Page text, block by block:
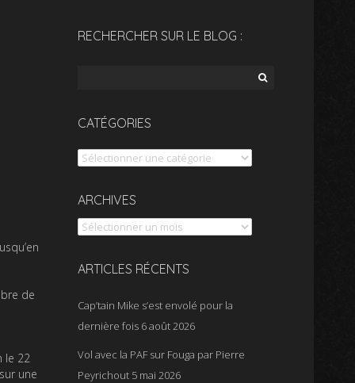
de
le 22
une
RECHERCHER SUR LE BLOG :
CATÉGORIES
Catégories
ARCHIVES
Archives
ARTICLES RÉCENTS
Cap’tain Mike s’est envolé pour la
dernière fois 6 août 2026
Vol avec la PAF sur Fouga par Pierre
Peyrichout 5 mai 2026